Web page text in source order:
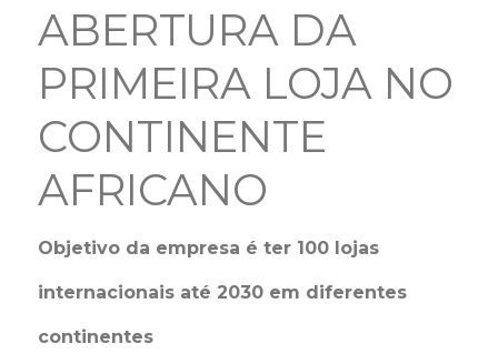
ABERTURA DA
PRIMEIRA LOJA NO
CONTINENTE
AFRICANO
Objetivo da empresa é ter 100 lojas
internacionais até 2030 em diferentes
continentes